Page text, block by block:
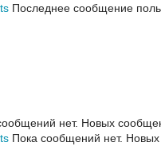
Последнее сообщение
нет. Новых
Пока сообщений нет. Новых